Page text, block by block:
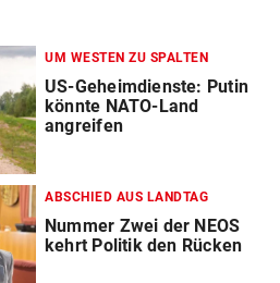
UM WESTEN ZU SPALTEN
US-Geheimdienste: Putin
könnte NATO-Land
angreifen
ABSCHIED AUS LANDTAG
Nummer Zwei der NEOS
kehrt Politik den Rücken